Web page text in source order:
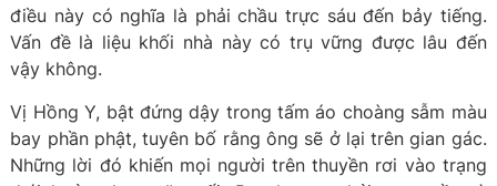
điều này có nghĩa là phải chầu trực sáu đến bảy tiếng.
Vấn đề là liệu khối nhà này có trụ vững được lâu đến
vậy không.
Vị Hồng Y, bật đứng dậy trong tấm áo choàng sẫm màu
bay phần phật, tuyên bố rằng ông sẽ ở lại trên gian gác.
Những lời đó khiến mọi người trên thuyền rơi vào trạng